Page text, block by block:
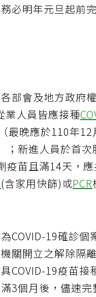
必明年元旦起前
部會及地方政府
業人員皆應接種
最晚應於110年12
；新進人員於首次
疫苗且滿14天，
(含家用快篩)或PCR
COVID-19確診個
關開立之解除隔
COVID-19疫苗接
3個月後，儘速完